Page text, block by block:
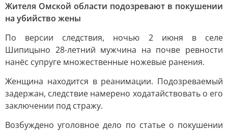
Жителя Омской области подозревают в покушении
на убийство жены
По версии следствия, ночью 2 июня в селе
Шипицыно 28-летний мужчина на почве ревности
нанёс супруге множественные ножевые ранения.
Женщина находится в реанимации. Подозреваемый
задержан, следствие намерено ходатайствовать о его
заключении под стражу.
Возбуждено уголовное дело по статье о покушении